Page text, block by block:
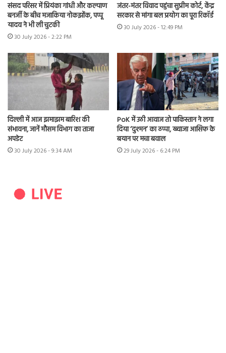
संसद परिसर में प्रियंका गांधी और कल्याण
बनर्जी के बीच मजाकिया नोकझोंक, पप्पू
यादव ने भी ली चुटकी
30 July 2026 - 2:22 PM
जंतर-मंतर विवाद पहुंचा सुप्रीम कोर्ट, केंद्र
सरकार से मांगा बल प्रयोग का पूरा रिकॉर्ड
30 July 2026 - 12:49 PM
दिल्ली में आज झमाझम बारिश की
संभावना, जानें मौसम विभाग का ताजा
अपडेट
30 July 2026 - 9:34 AM
PoK में उठी आवाज तो पाकिस्तान ने लगा
दिया ‘दुश्मन’ का ठप्पा, ख्वाजा आसिफ के
बयान पर मचा बवाल
29 July 2026 - 6:24 PM